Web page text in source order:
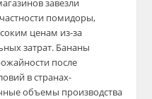
завезли
помидоры,
ценам из-за
затрат. Бананы
после
в странах-
объемы производства